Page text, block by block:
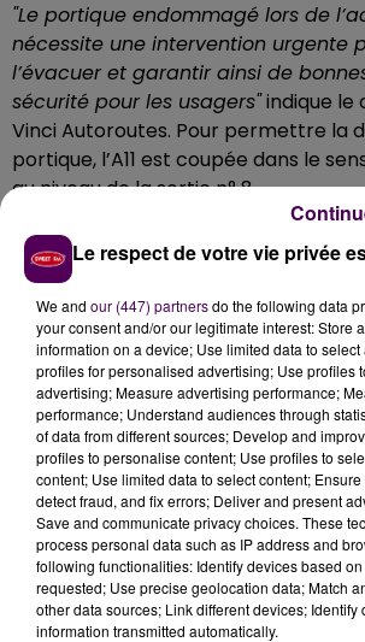
"Le portique endommagé lors de
nécessite une intervention urgente
l’évacuer et garantir ainsi de
sécurité pour les usagers"indique le
Vinci Autoroutes. Pour permettre la
portique, l’A11 est coupée dans le
au niveau de la sortie n° 8.
Tous les usagers de l’A11 circulant
dans ce secteur doivent
niveau de l’échangeur Le Mans
pourront reprendre l’autoroute A11
l’échangeur Le Mans Nord n°7 via la
Autoroutes invite les conducteurs à
vigilants aux abords de la zone
Le respect de votre vie privée
We and our (447) partnersdo the following data
your consent and/or our legitimate interest: Store
information on a device; Use limited data to
profiles for personalised advertising; Use profiles
advertising; Measure advertising performance;
performance; Understand audiences through
of data from different sources; Develop and
profiles to personalise content; Use profiles to
content; Use limited data to select content;
detect fraud, and fix errors; Deliver and present
Save and communicate privacy choices. These
process personal data such as IP address and
following functionalities: Identify devices based
requested; Use precise geolocation data; Match
other data sources; Link different devices; Identify
information transmitted automatically.